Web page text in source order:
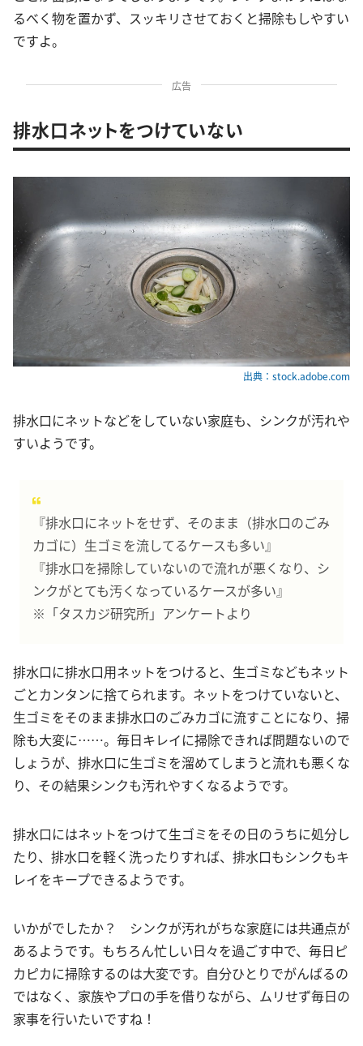
るべく物を置かず、スッキリさせておくと掃除もしやすい
ですよ。
広告
排水口ネットをつけていない
出典：stock.adobe.com
排水口にネットなどをしていない家庭も、シンクが汚れや
すいようです。
『排水口にネットをせず、そのまま（排水口のごみ
カゴに）生ゴミを流してるケースも多い』
『排水口を掃除していないので流れが悪くなり、シ
ンクがとても汚くなっているケースが多い』
※「タスカジ研究所」アンケートより
排水口に排水口用ネットをつけると、生ゴミなどもネット
ごとカンタンに捨てられます。ネットをつけていないと、
生ゴミをそのまま排水口のごみカゴに流すことになり、掃
除も大変に……。毎日キレイに掃除できれば問題ないので
しょうが、排水口に生ゴミを溜めてしまうと流れも悪くな
り、その結果シンクも汚れやすくなるようです。
排水口にはネットをつけて生ゴミをその日のうちに処分し
たり、排水口を軽く洗ったりすれば、排水口もシンクもキ
レイをキープできるようです。
いかがでしたか？ シンクが汚れがちな家庭には共通点が
あるようです。もちろん忙しい日々を過ごす中で、毎日ピ
カピカに掃除するのは大変です。自分ひとりでがんばるの
ではなく、家族やプロの手を借りながら、ムリせず毎日の
家事を行いたいですね！